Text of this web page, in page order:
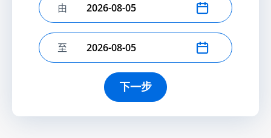
选择开始日期
由
选择结束日期
至
下一步